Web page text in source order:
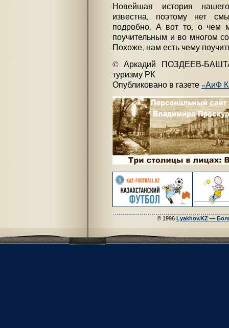
Новейшая история
известна, поэтому нет
подробно. А вот то, о чем
поучительным и во многом
Похоже, нам есть чему
© Аркадий ПОЗДЕЕВ-
туризму РК
Опубликовано в газете «АиФ
© 1996 Lyakhov.KZ —